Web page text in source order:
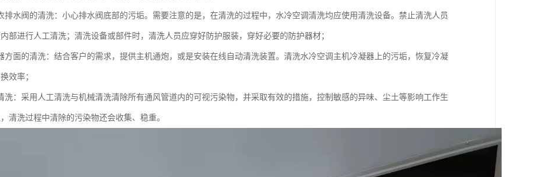
排水阀的清洗：小心排水阀底部的污垢。需要注意的是，在清洗的过程中，水冷空调清洗均应使用清洗设备。禁止清洗人员
部进行人工清洗；清洗设备或部件时，清洗人员应穿好防护服装，穿好必要的防护器材；
方面的清洗：结合客户的需求，提供主机通炮，或是安装在线自动清洗装置。清洗水冷空调主机冷凝器上的污垢，恢复冷凝
效率；
洗：采用人工清洗与机械清洗清除所有通风管道内的可视污染物，并采取有效的措施，控制敏感的异味、尘土等影响工作生
清洗过程中清除的污染物还会收集、稳重。